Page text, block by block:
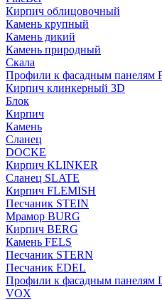
Кирпич облицовочный
Камень крупный
Камень дикий
Камень природный
Скала
Профили к фасадным панелям
Кирпич клинкерный 3D
Блок
Кирпич
Камень
Сланец
DOCKE
Кирпич KLINKER
Сланец SLATE
Кирпич FLEMISH
Пес­ча­ник STEIN
Мрамор BURG
Кирпич BERG
Камень FELS
Пес­ча­ник STERN
Пес­ча­ник EDEL
Профили к фасадным панелям
VOX